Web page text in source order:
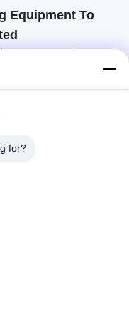
Equipment To
στις απαιτήσεις των
8:00
for?